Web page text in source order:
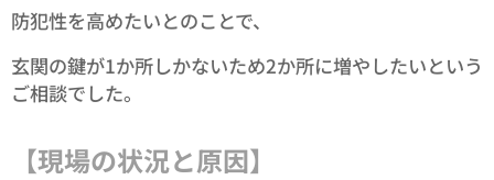
防犯性を高めたいとのことで、
玄関の鍵が1か所しかないため2か所に増やしたいという
ご相談でした。
【現場の状況と原因】